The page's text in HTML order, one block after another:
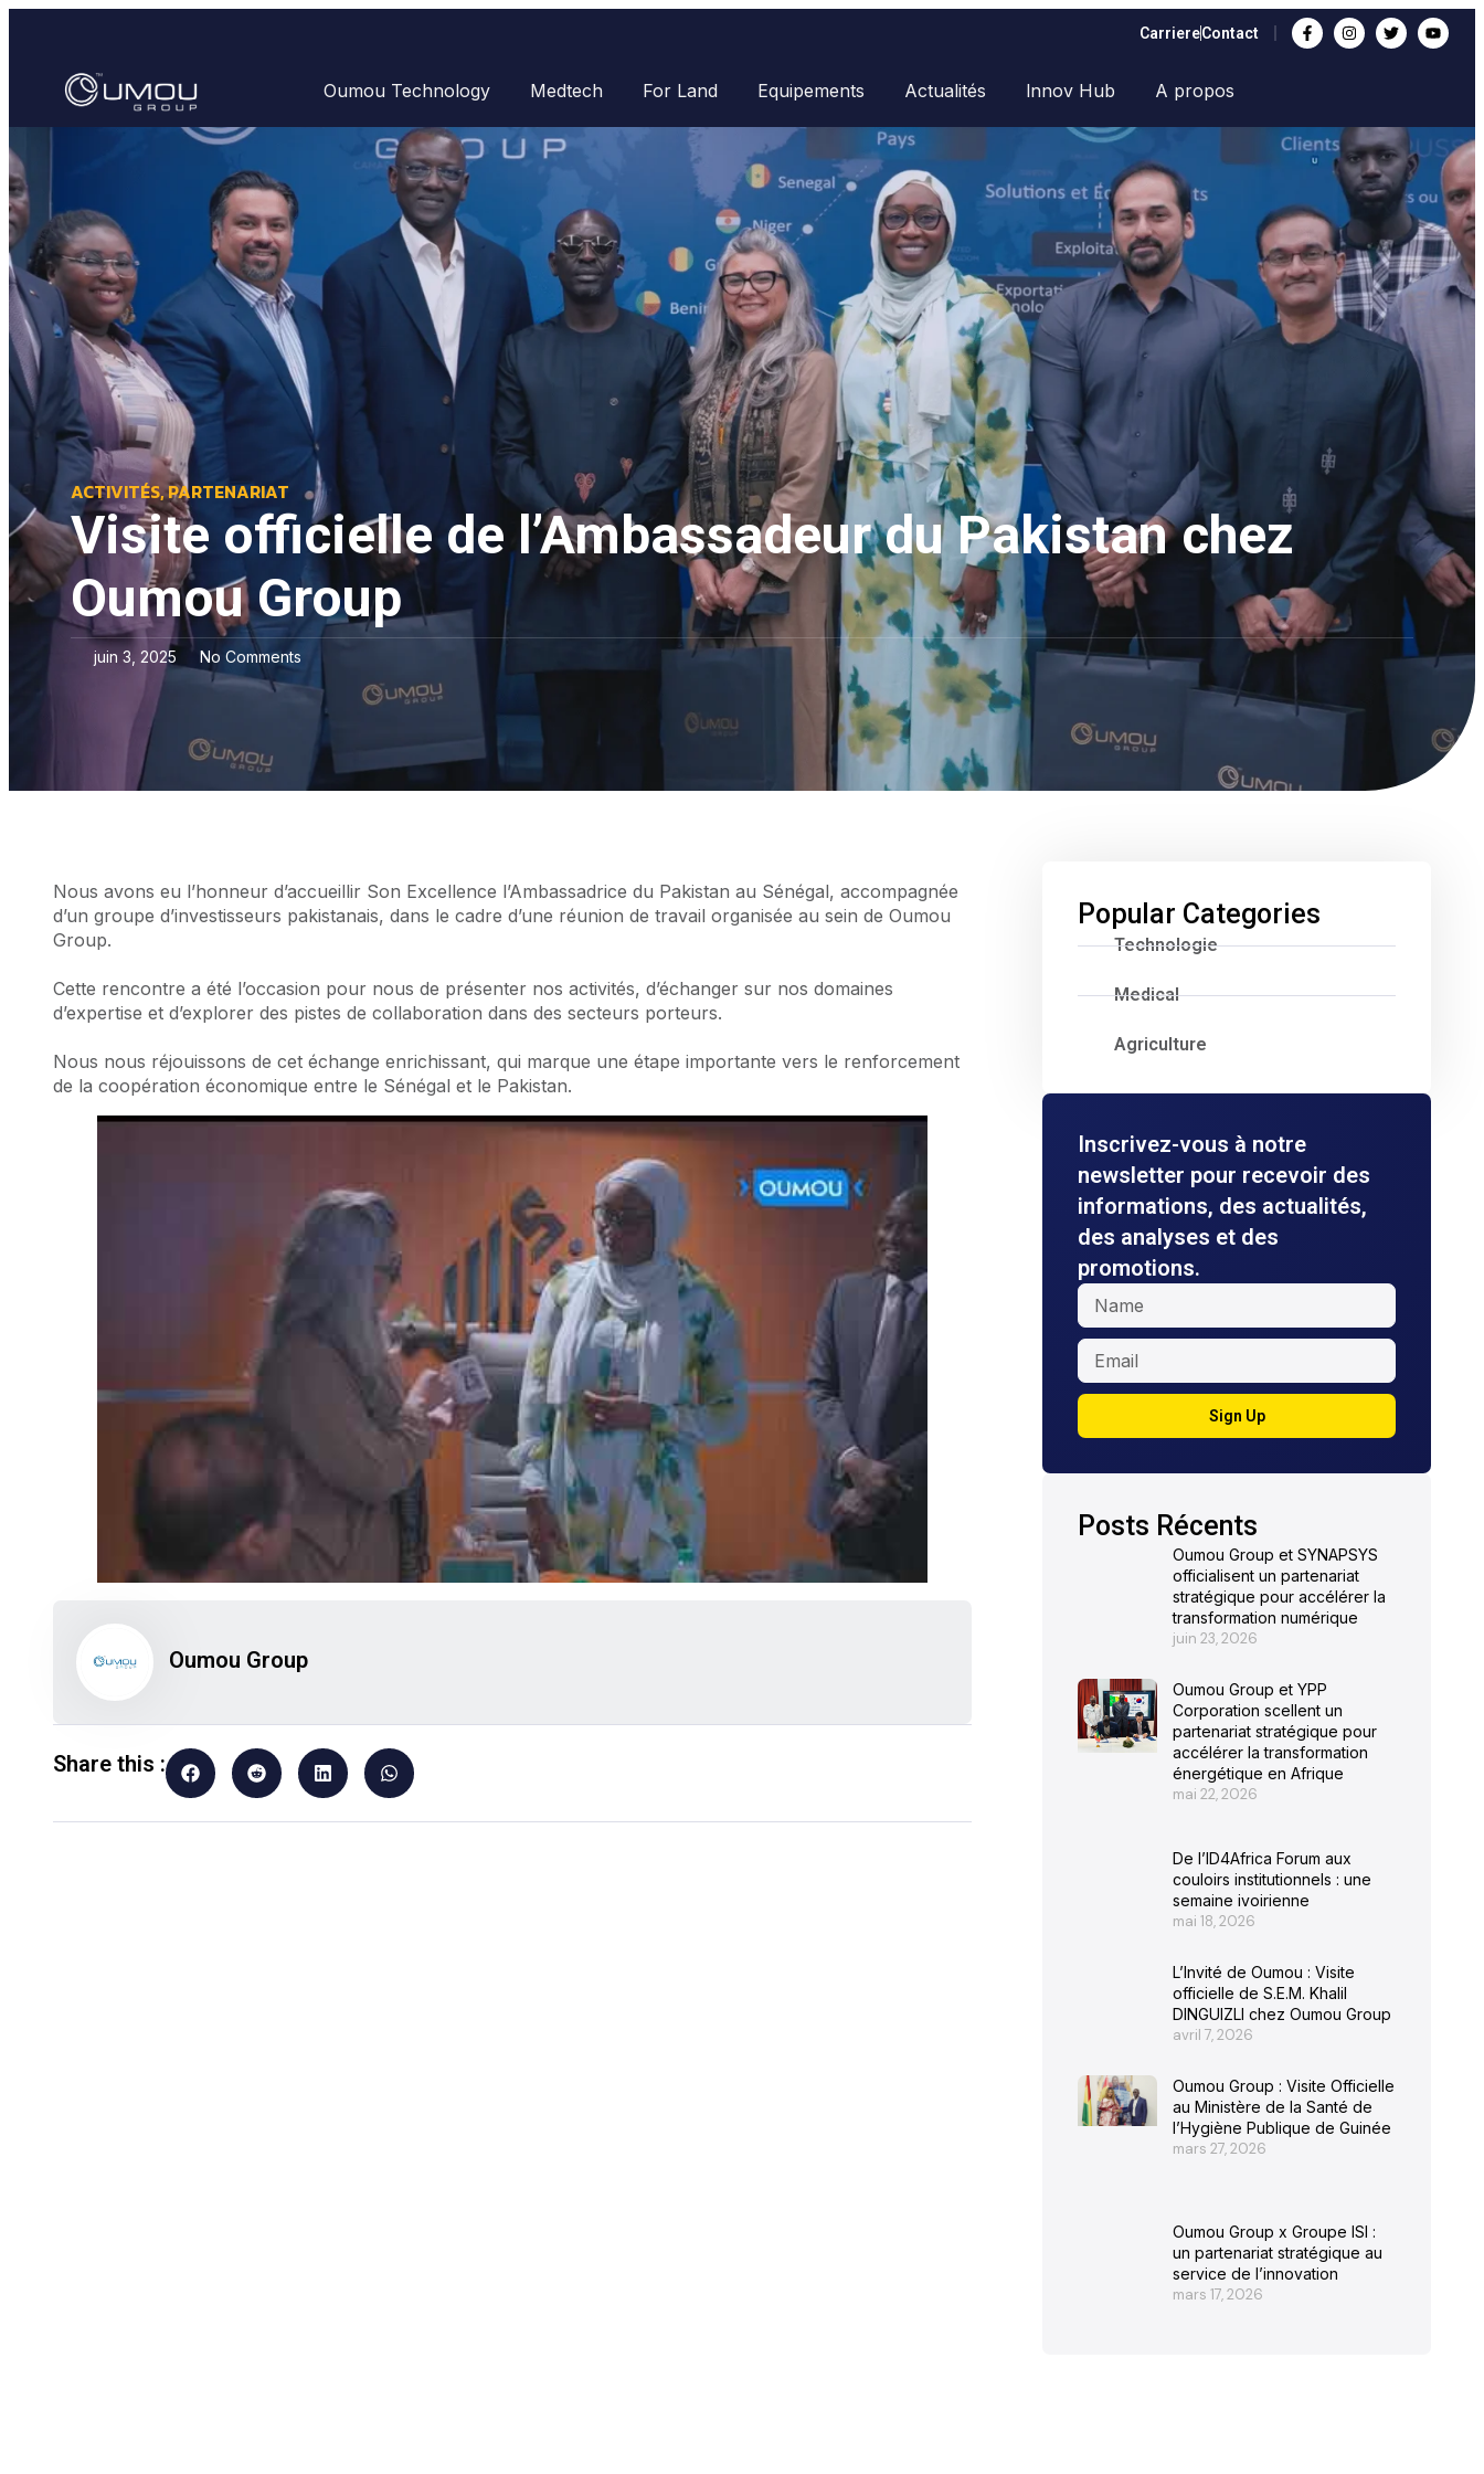
CarriereContact
Oumou Technology Medtech For Land Equipements Actualités lnnov Hub A propos
ACTIVITÉS,PARTENARIAT
Visite officielle de l’Ambassadeur du Pakistan chez
Oumou Group
juin 3, 2025 No Comments
Nous avons eu l’honneur d’accueillir Son Excellence l’Ambassadrice du Pakistan au Sénégal, accompagnée
d’un groupe d’investisseurs pakistanais, dans le cadre d’une réunion de travail organisée au sein de Oumou
Group.
Cette rencontre a été l’occasion pour nous de présenter nos activités, d’échanger sur nos domaines
d’expertise et d’explorer des pistes de collaboration dans des secteurs porteurs.
Nous nous réjouissons de cet échange enrichissant, qui marque une étape importante vers le renforcement
de la coopération économique entre le Sénégal et le Pakistan.
Oumou Group
Share this :
Popular Categories
Technologie
Medical
Agriculture
Inscrivez-vous à notre
newsletter pour recevoir des
informations, des actualités,
des analyses et des
promotions.
Sign Up
Posts Récents
Oumou Group et SYNAPSYS
officialisent un partenariat
stratégique pour accélérer la
transformation numérique
juin 23, 2026
Oumou Group et YPP
Corporation scellent un
partenariat stratégique pour
accélérer la transformation
énergétique en Afrique
mai 22, 2026
De l’ID4Africa Forum aux
couloirs institutionnels : une
semaine ivoirienne
mai 18, 2026
L’Invité de Oumou : Visite
officielle de S.E.M. Khalil
DINGUIZLI chez Oumou Group
avril 7, 2026
Oumou Group : Visite Officielle
au Ministère de la Santé de
l’Hygiène Publique de Guinée
mars 27, 2026
Oumou Group x Groupe ISI :
un partenariat stratégique au
service de l’innovation
mars 17, 2026